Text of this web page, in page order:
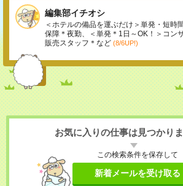
編集部イチオシ
＜ホテルの備品を運ぶだけ＞単発・短時
保障＊夜勤、＜単発＊1日～OK！＞コン
販売スタッフ＊など (8/6UP!)
お気に入りの仕事は見つかり
この検索条件を保存して
新着メールを受け取る